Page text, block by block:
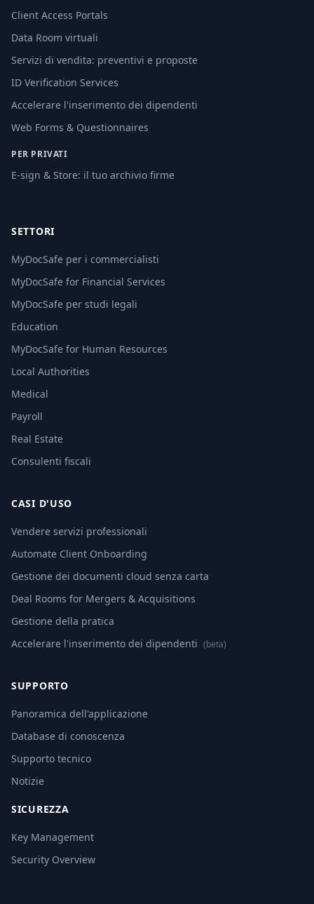
Client Access Portals
Data Room virtuali
Servizi di vendita: preventivi e proposte
ID Verification Services
Accelerare l'inserimento dei dipendenti
Web Forms & Questionnaires
PER PRIVATI
E-sign & Store: il tuo archivio firme
SETTORI
MyDocSafe per i commercialisti
MyDocSafe for Financial Services
MyDocSafe per studi legali
Education
MyDocSafe for Human Resources
Local Authorities
Medical
Payroll
Real Estate
Consulenti fiscali
CASI D'USO
Vendere servizi professionali
Automate Client Onboarding
Gestione dei documenti cloud senza carta
Deal Rooms for Mergers & Acquisitions
Gestione della pratica
Accelerare l'inserimento dei dipendenti (beta)
SUPPORTO
Panoramica dell'applicazione
Database di conoscenza
Supporto tecnico
Notizie
SICUREZZA
Key Management
Security Overview